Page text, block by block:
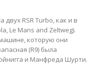
двух RSR Turbo, как и в
Le Mans and Zeltweg).
которую они
(R9) была
и Манфреда Шурти.